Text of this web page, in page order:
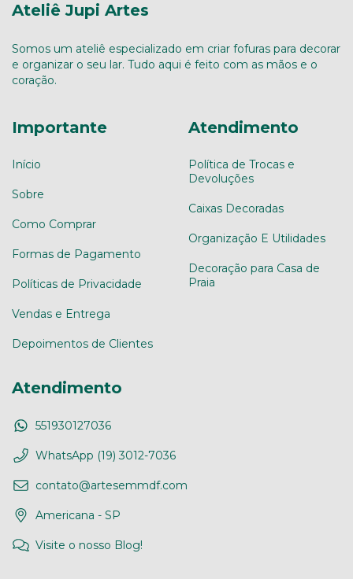
Ateliê Jupi Artes
Somos um ateliê especializado em criar fofuras para decorar
e organizar o seu lar. Tudo aqui é feito com as mãos e o
coração.
Importante
Início
Sobre
Como Comprar
Formas de Pagamento
Políticas de Privacidade
Vendas e Entrega
Depoimentos de Clientes
Atendimento
Política de Trocas e
Devoluções
Caixas Decoradas
Organização E Utilidades
Decoração para Casa de
Praia
Atendimento
551930127036
WhatsApp (19) 3012-7036
contato@artesemmdf.com
Americana - SP
Visite o nosso Blog!